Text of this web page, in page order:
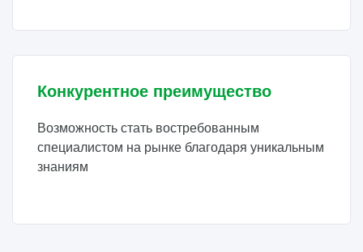
Конкурентное преимущество
Возможность стать востребованным
специалистом на рынке благодаря уникальным
знаниям